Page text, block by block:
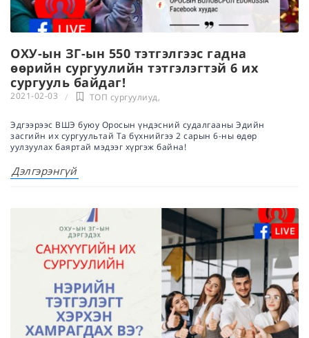
ОХУ-ын ЗГ-ын 550 тэтгэлгээс гадна
өөрийн сургуулийн тэтгэлэгтэй 6 их
сургууль байдаг!
2021-02-03 ТОП сургуулиуд,
Эдгээрээс ВШЭ буюу Оросын үндэсний судалгааны Эдийн
засгийн их сургуультай Та бүхнийгээ 2 сарын 6-ны өдөр
уулзуулах баяртай мэдээг хүргэж байна!
Дэлгэрэнгүй